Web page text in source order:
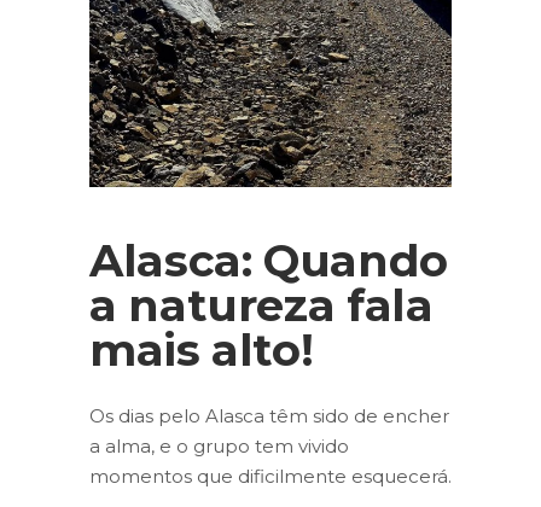
Alasca: Quando
a natureza fala
mais alto!
Os dias pelo Alasca têm sido de encher
a alma, e o grupo tem vivido
momentos que dificilmente esquecerá.